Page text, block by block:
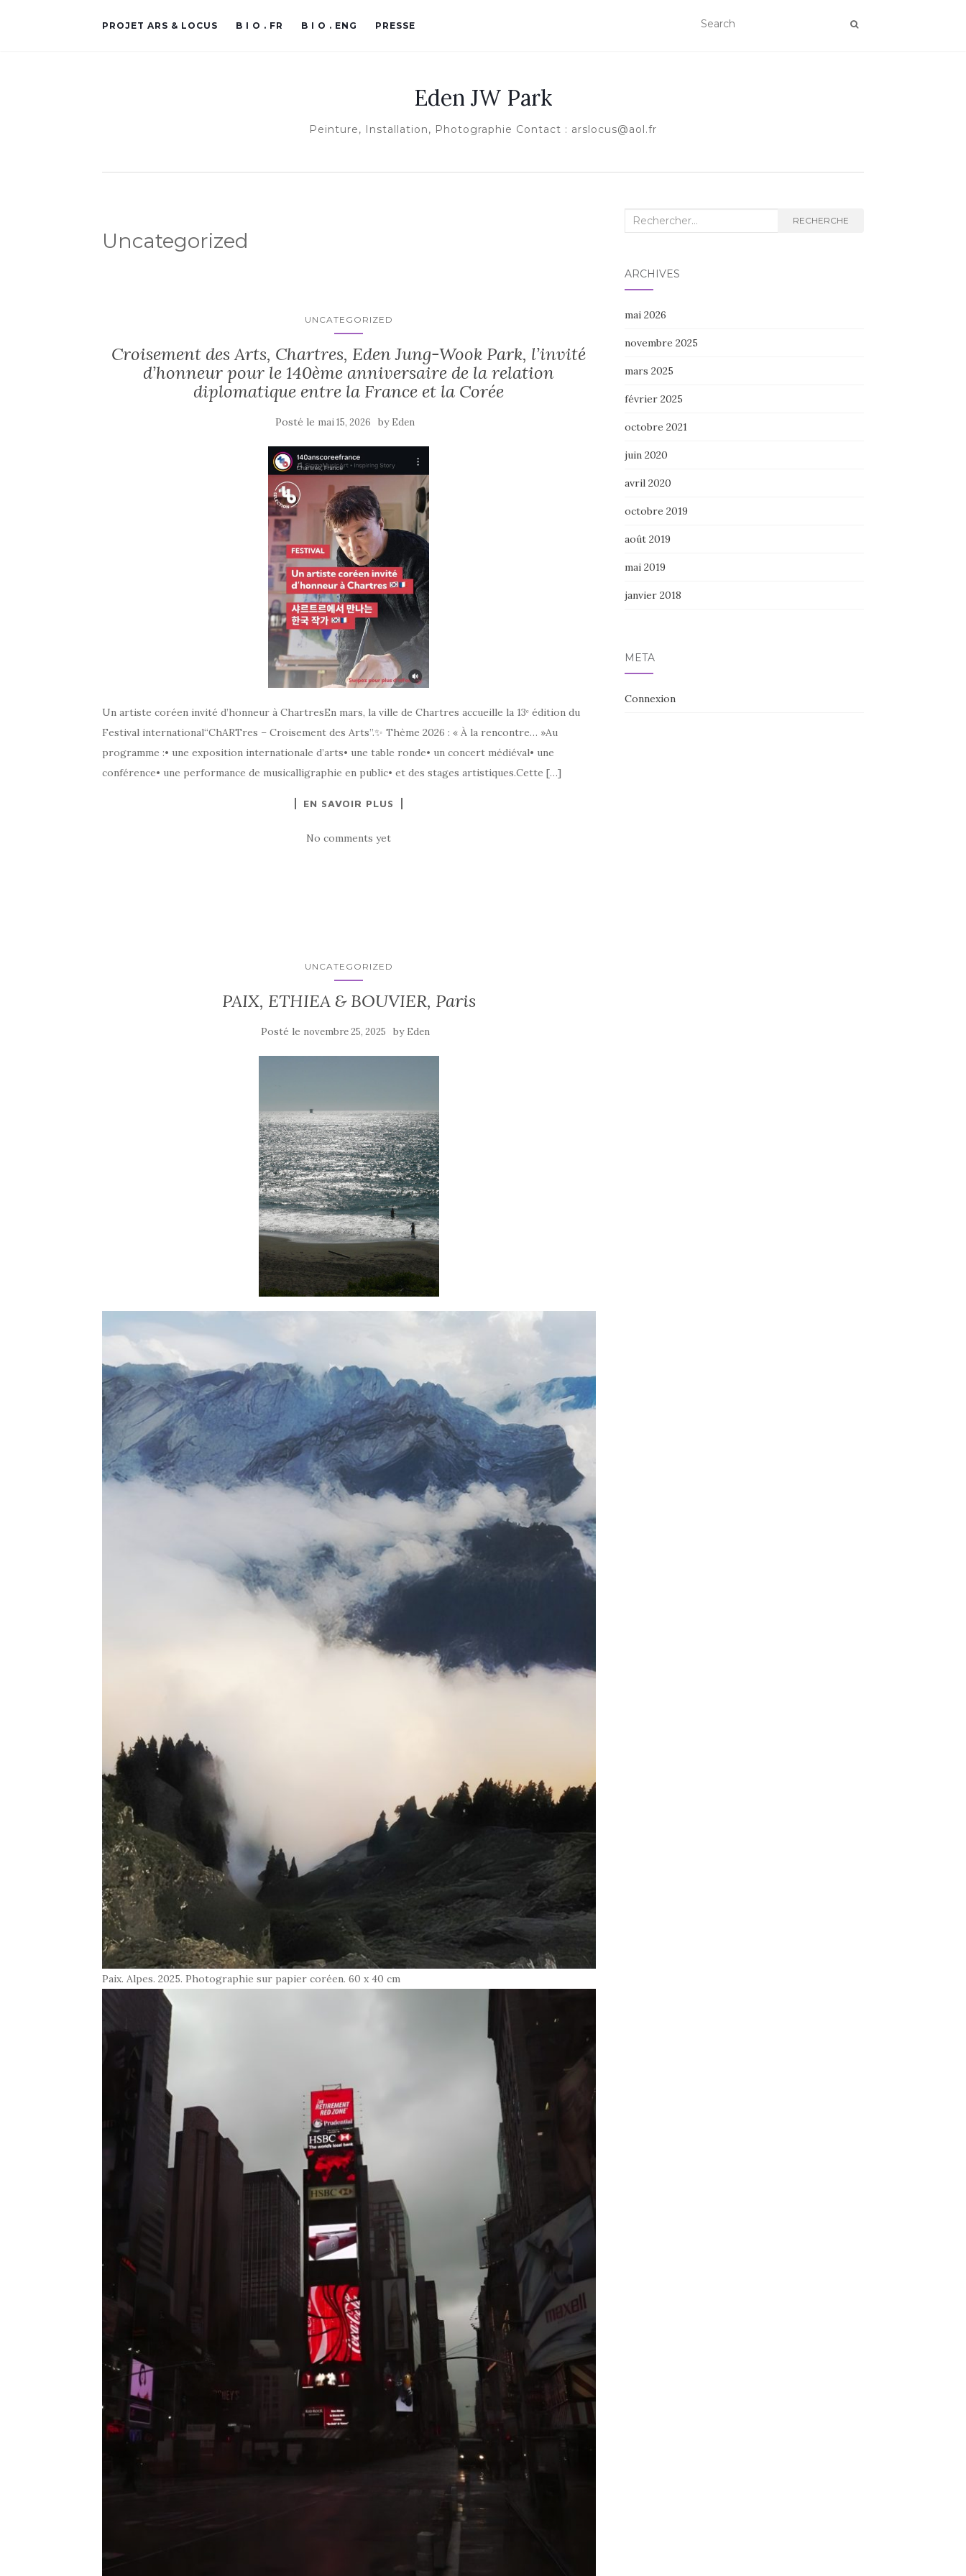
PROJET ARS & LOCUS B I O . FR B I O . ENG PRESSE
Eden JW Park
Peinture, Installation, Photographie Contact : arslocus@aol.fr
Uncategorized
UNCATEGORIZED
Croisement des Arts, Chartres, Eden Jung-Wook Park, l’invité
d’honneur pour le 140ème anniversaire de la relation
diplomatique entre la France et la Corée
Posté le mai 15, 2026 by Eden
Un artiste coréen invité d’honneur à ChartresEn mars, la ville de Chartres accueille la 13ᵉ édition du
Festival international“ChARTres – Croisement des Arts”.✨ Thème 2026 : « À la rencontre… »Au
programme :• une exposition internationale d’arts• une table ronde• un concert médiéval• une
conférence• une performance de musicalligraphie en public• et des stages artistiques.Cette […]
EN SAVOIR PLUS
No comments yet
UNCATEGORIZED
PAIX, ETHIEA & BOUVIER, Paris
Posté le novembre 25, 2025 by Eden
Paix. Alpes. 2025. Photographie sur papier coréen. 60 x 40 cm
Recherche
RECHERCHE
ARCHIVES
mai 2026
novembre 2025
mars 2025
février 2025
octobre 2021
juin 2020
avril 2020
octobre 2019
août 2019
mai 2019
janvier 2018
META
Connexion